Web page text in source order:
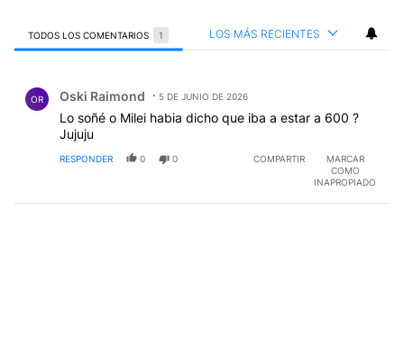
TODOS LOS COMENTARIOS 1 LOS MÁS RECIENTES
OR Oski Raimond 5 DE JUNIO DE 2026
Lo soñé o Milei habia dicho que iba a estar a 600 ?
Jujuju
RESPONDER 0 0 COMPARTIR
MARCAR
COMO
INAPROPIADO